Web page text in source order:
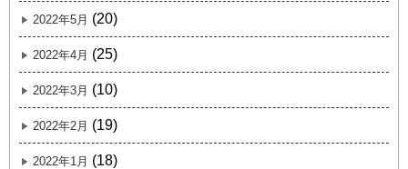
2022年5月 (20)
2022年4月 (25)
2022年3月 (10)
2022年2月 (19)
2022年1月 (18)